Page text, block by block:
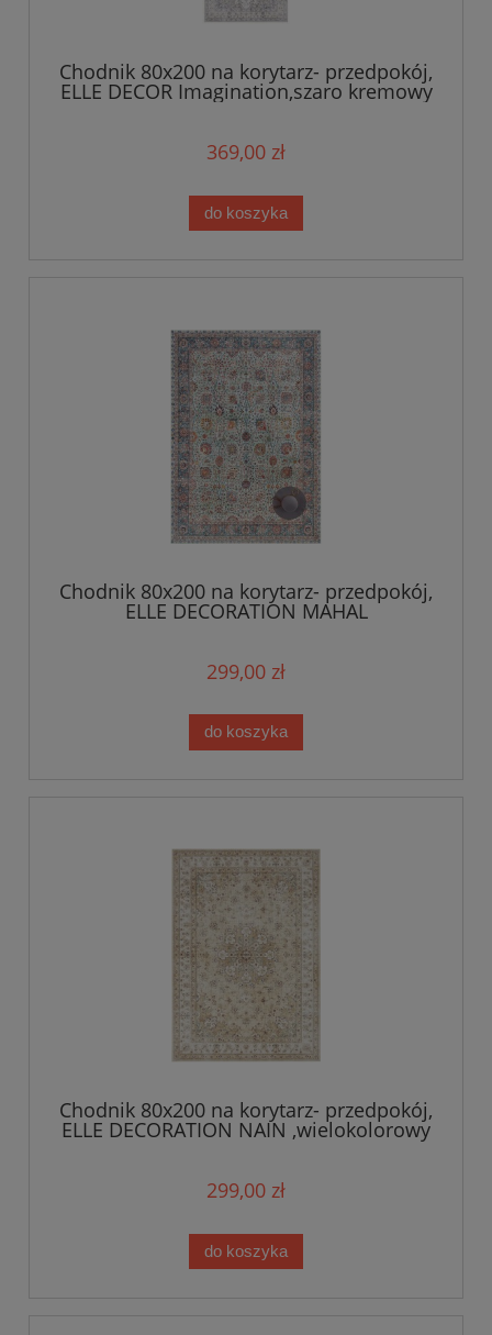
Chodnik 80x200 na korytarz- przedpokój,
ELLE DECOR Imagination,szaro kremowy
orientalny wzór płasko tkany
369,00 zł
do koszyka
Chodnik 80x200 na korytarz- przedpokój,
ELLE DECORATION MAHAL
299,00 zł
do koszyka
Chodnik 80x200 na korytarz- przedpokój,
ELLE DECORATION NAIN ,wielokolorowy
299,00 zł
do koszyka